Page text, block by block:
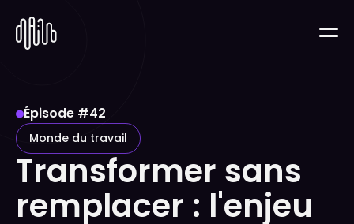
Épisode #42
Monde du travail
Transformer sans
remplacer : l'enjeu